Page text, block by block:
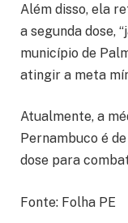
Além disso, ela
a segunda dose,
município de
atingir a meta
Atualmente, a
Pernambuco é
dose para
Fonte: Folha PE